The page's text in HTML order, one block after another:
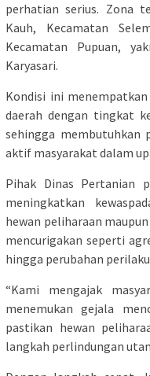
perhatian serius. Zona
Kauh, Kecamatan
Kecamatan Pupuan,
Karyasari.
Kondisi ini
daerah dengan tingkat
sehingga membutuhkan
aktif masyarakat dalam
Pihak Dinas Pertanian
meningkatkan
hewan peliharaan
mencurigakan seperti
hingga perubahan
“Kami mengajak
menemukan gejala
pastikan hewan
langkah perlindungan